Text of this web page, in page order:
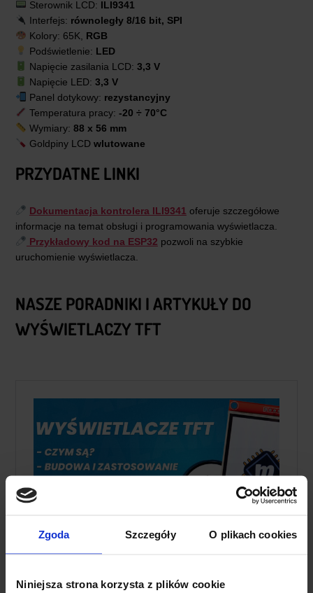
Zgoda Szczegóły O plikach cookies
Niniejsza strona korzysta z plików cookie
Sterownik LCD: ILI9341
Interfejs: równoległy 8/16 bit, SPI
Kolory: 65K, RGB
Podświetlenie: LED
Napięcie zasilania LCD: 3,3 V
Napięcie LED: 3,3 V
Panel dotykowy: rezystancyjny
Temperatura pracy: -20 ÷ 70°C
Wymiary: 88 x 56 mm
Goldpiny LCD wlutowane
PRZYDATNE LINKI
Dokumentacja kontrolera ILI9341 oferuje szczegółowe
informacje na temat obsługi i programowania wyświetlacza.
Przykładowy kod na ESP32 pozwoli na szybkie
uruchomienie wyświetlacza.
NASZE PORADNIKI I ARTYKUŁY DO
WYŚWIETLACZY TFT